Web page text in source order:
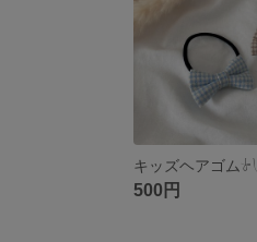
キッズヘアゴム‎‪𓍯 ‬
500円